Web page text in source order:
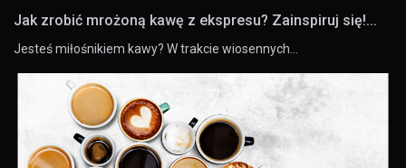
Jak zrobić mrożoną kawę z ekspresu? Zainspiruj się!...
Jesteś miłośnikiem kawy? W trakcie wiosennych…